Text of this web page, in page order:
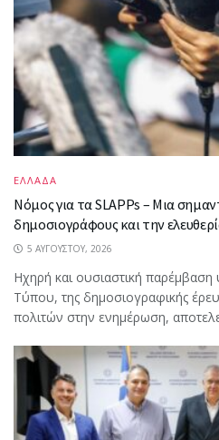
ΕΛΛΑΔΑ
Νόμος για τα SLAPPs – Μια
δημοσιογράφους και την
5 ΑΥΓΟΎΣΤΟΥ, 2026
Ηχηρή και ουσιαστική παρέμβαση
Τύπου, της δημοσιογραφικής
πολιτών στην ενημέρωση,